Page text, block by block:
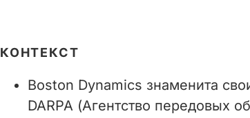
КОНТЕКСТ
Boston Dynamics знаменита
DARPA (Агентство передовых